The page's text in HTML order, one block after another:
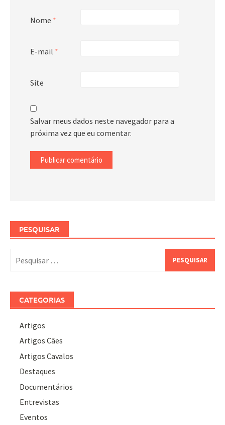
Nome *
E-mail *
Site
Salvar meus dados neste navegador para a
próxima vez que eu comentar.
PESQUISAR
por:
CATEGORIAS
Artigos
Artigos Cães
Artigos Cavalos
Destaques
Documentários
Entrevistas
Eventos